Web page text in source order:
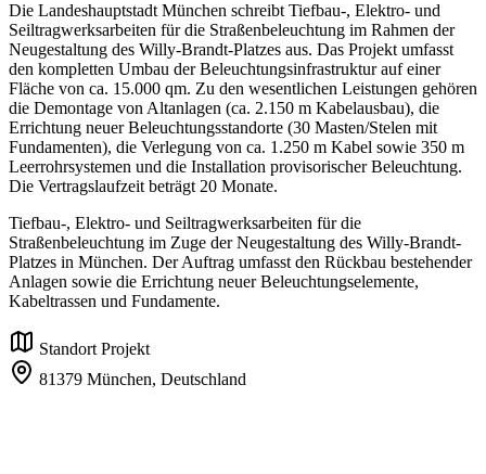
Die Landeshauptstadt München schreibt Tiefbau-, Elektro- und
Seiltragwerksarbeiten für die Straßenbeleuchtung im Rahmen der
Neugestaltung des Willy-Brandt-Platzes aus. Das Projekt umfasst
den kompletten Umbau der Beleuchtungsinfrastruktur auf einer
Fläche von ca. 15.000 qm. Zu den wesentlichen Leistungen gehören
die Demontage von Altanlagen (ca. 2.150 m Kabelausbau), die
Errichtung neuer Beleuchtungsstandorte (30 Masten/Stelen mit
Fundamenten), die Verlegung von ca. 1.250 m Kabel sowie 350 m
Leerrohrsystemen und die Installation provisorischer Beleuchtung.
Die Vertragslaufzeit beträgt 20 Monate.
Tiefbau-, Elektro- und Seiltragwerksarbeiten für die
Straßenbeleuchtung im Zuge der Neugestaltung des Willy-Brandt-
Platzes in München. Der Auftrag umfasst den Rückbau bestehender
Anlagen sowie die Errichtung neuer Beleuchtungselemente,
Kabeltrassen und Fundamente.
Standort Projekt
81379 München, Deutschland